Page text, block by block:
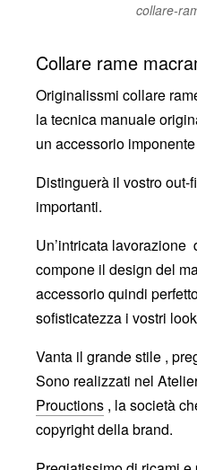
collare-
Collare rame
Originalissmi collare
la tecnica manuale
un accessorio
Distinguerà il vostro out-
importanti.
Un’intricata
compone il design del
accessorio quindi
sofisticatezza i vostri
Vanta il grande stile ,
Sono realizzati nel
Prouctions , la società
copyright della brand.